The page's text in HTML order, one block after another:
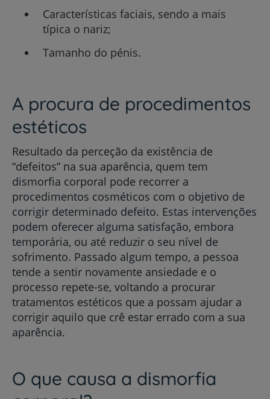
Características faciais, sendo a mais
típica o nariz;
Tamanho do pénis.
A procura de procedimentos
estéticos
Resultado da perceção da existência de
“defeitos” na sua aparência, quem tem
dismorfia corporal pode recorrer a
procedimentos cosméticos com o objetivo de
corrigir determinado defeito. Estas intervenções
podem oferecer alguma satisfação, embora
temporária, ou até reduzir o seu nível de
sofrimento. Passado algum tempo, a pessoa
tende a sentir novamente ansiedade e o
processo repete-se, voltando a procurar
tratamentos estéticos que a possam ajudar a
corrigir aquilo que crê estar errado com a sua
aparência.
O que causa a dismorfia